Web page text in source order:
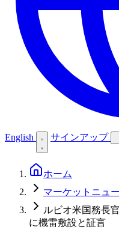
English サインアップ
ホーム
マーケットニュ
ルビオ米国務長
に機雷敷設と証言